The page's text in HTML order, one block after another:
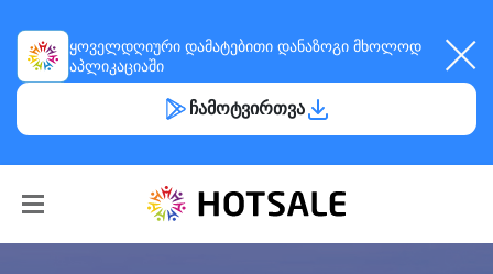
ყოველდღიური დამატებითი დანაზოგი მხოლოდ
აპლიკაციაში
ჩამოტვირთვა